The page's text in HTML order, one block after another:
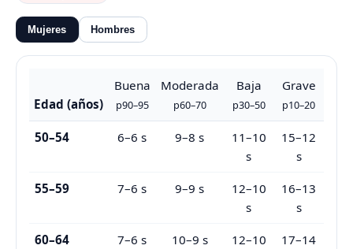
Mujeres Hombres
Edad (años)
Buena
p90–95
Moderada
p60–70
Baja
p30–50
Grave
p10–20
50–54 6–6 s 9–8 s
11–10
s
15–12
s
55–59 7–6 s 9–9 s
12–10
s
16–13
s
60–64 7–6 s 10–9 s
12–10
17–14